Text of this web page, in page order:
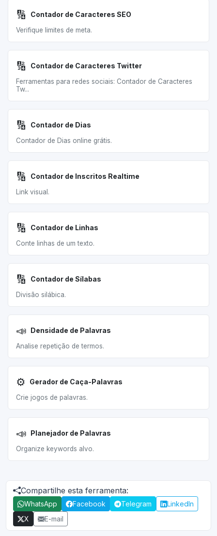
🔢 Contador de Caracteres SEO
Verifique limites de meta.
🔢 Contador de Caracteres Twitter
Ferramentas para redes sociais: Contador de Caracteres
Tw...
🔢 Contador de Dias
Contador de Dias online grátis.
🔢 Contador de Inscritos Realtime
Link visual.
🔢 Contador de Linhas
Conte linhas de um texto.
🔢 Contador de Sílabas
Divisão silábica.
📣 Densidade de Palavras
Analise repetição de termos.
⚙️ Gerador de Caça-Palavras
Crie jogos de palavras.
📣 Planejador de Palavras
Organize keywords alvo.
Compartilhe esta ferramenta:
WhatsApp Facebook Telegram
LinkedIn
X
E-mail